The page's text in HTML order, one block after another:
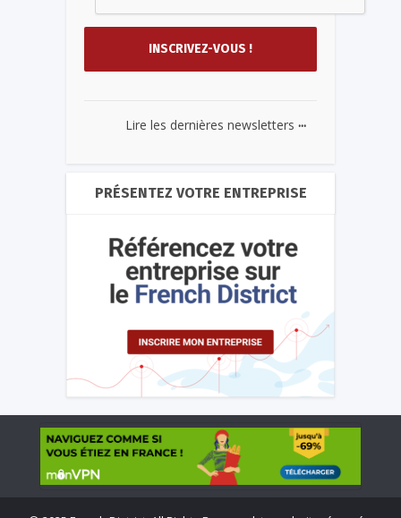
Lire les dernières newsletters ...
PRÉSENTEZ VOTRE ENTREPRISE